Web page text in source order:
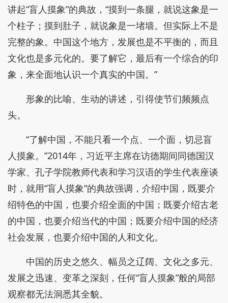
讲起“盲人摸象”的典故，“摸到一条腿，就说这象是一
个柱子；摸到肚子，就说象是一堵墙。但实际上不是
完整的象。中国这个地方，发展也是不平衡的，而且
文化也是多元化的。要了解它，最后有一个综合的印
象，来全面地认识一个真实的中国。”
形象的比喻、生动的讲述，引得使节们频频点
头。
“了解中国，不能只看一个点、一个面，切忌盲
人摸象。”2014年，习近平主席在访德期间同德国汉
学家、孔子学院教师代表和学习汉语的学生代表座谈
时，就用“盲人摸象”的典故强调，介绍中国，既要介
绍特色的中国，也要介绍全面的中国；既要介绍古老
的中国，也要介绍当代的中国；既要介绍中国的经济
社会发展，也要介绍中国的人和文化。
中国的历史之悠久、幅员之辽阔、文化之多元、
发展之迅速、变革之深刻，任何“盲人摸象”般的局部
观察都无法洞悉其全貌。